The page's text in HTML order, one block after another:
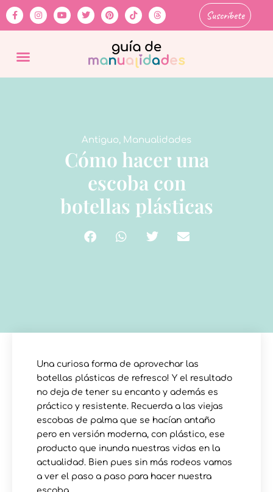
Suscríbete
Antiguo, Manualidades
Cómo hacer una
escoba con
botellas plásticas
Una curiosa forma de aprovechar las
botellas plásticas de refresco! Y el resultado
no deja de tener su encanto y además es
práctico y resistente. Recuerda a las viejas
escobas de palma que se hacían antaño
pero en versión moderna, con plástico, ese
producto que inunda nuestras vidas en la
actualidad. Bien pues sin más rodeos vamos
a ver el paso a paso para hacer nuestra